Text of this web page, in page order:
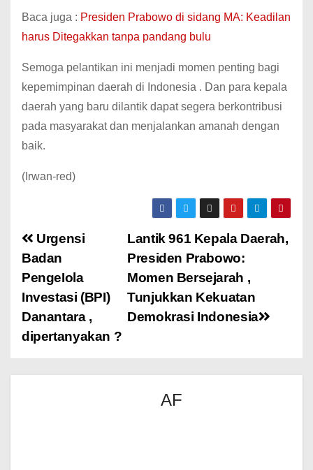
Baca juga : Presiden Prabowo di sidang MA: Keadilan
harus Ditegakkan tanpa pandang bulu
Semoga pelantikan ini menjadi momen penting bagi
kepemimpinan daerah di Indonesia . Dan para kepala
daerah yang baru dilantik dapat segera berkontribusi
pada masyarakat dan menjalankan amanah dengan
baik.
(Irwan-red)
Lantik 961 Kepala Daerah,
Presiden Prabowo:
Momen Bersejarah ,
Tunjukkan Kekuatan
Demokrasi Indonesia
Urgensi
Badan
PengeIola
Investasi (BPI)
Danantara ,
dipertanyakan ?
AF